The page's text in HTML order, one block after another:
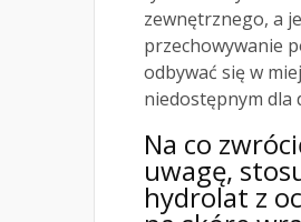
zewnętrznego, a
przechowywanie
odbywać się w
niedostępnym dla
Na co
uwagę,
hydrolat z